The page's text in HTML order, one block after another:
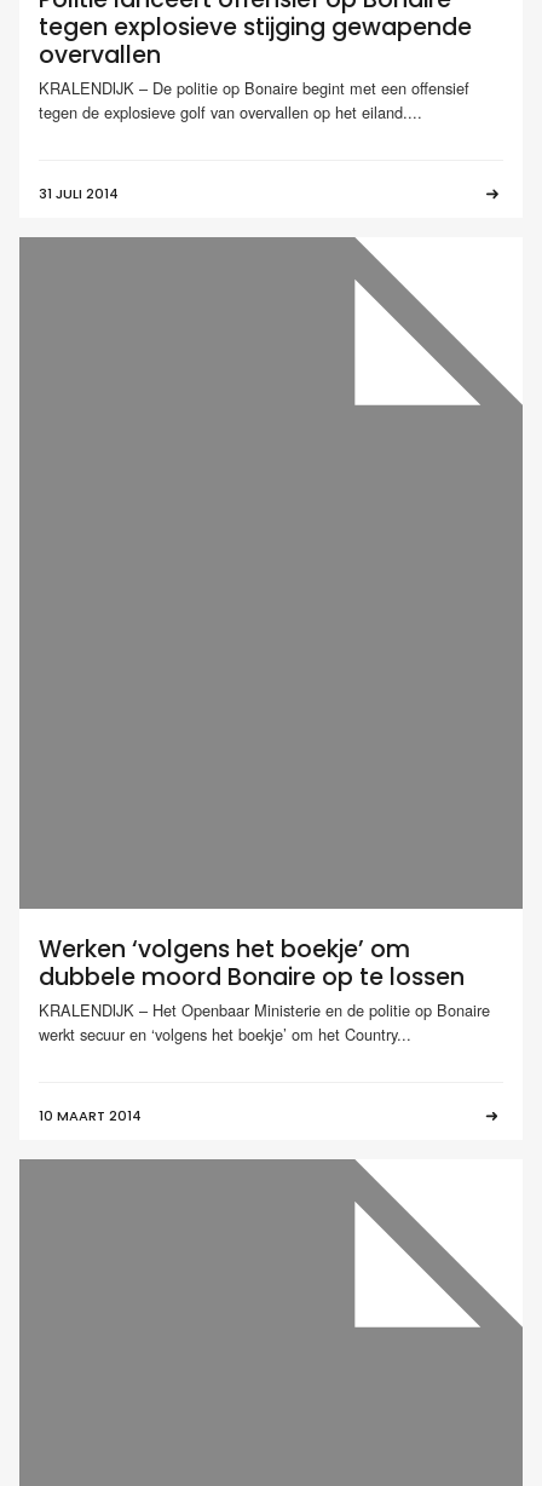
tegen explosieve stijging gewapende
overvallen
KRALENDIJK – De politie op Bonaire begint met een offensief
tegen de explosieve golf van overvallen op het eiland....
31 JULI 2014
Werken ‘volgens het boekje’ om
dubbele moord Bonaire op te lossen
KRALENDIJK – Het Openbaar Ministerie en de politie op Bonaire
werkt secuur en ‘volgens het boekje’ om het Country...
10 MAART 2014